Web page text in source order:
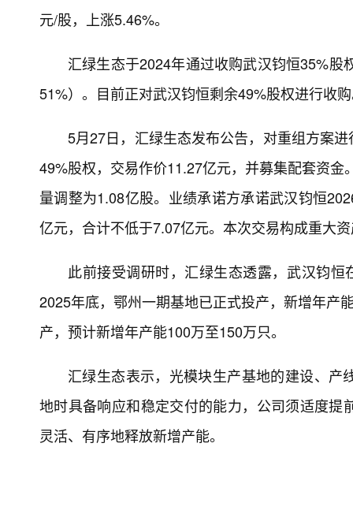
元/股，上涨5.46%。
汇绿生态于2024年通过收购武汉钧恒35%
51%）。目前正对武汉钧恒剩余49%股权进行收
5月27日，汇绿生态发布公告，对重组方案
49%股权，交易作价11.27亿元，并募集配套资
量调整为1.08亿股。业绩承诺方承诺武汉钧恒
亿元，合计不低于7.07亿元。本次交易构成重大
此前接受调研时，汇绿生态透露，武汉钧
2025年底，鄂州一期基地已正式投产，新增年产
产，预计新增年产能100万至150万只。
汇绿生态表示，光模块生产基地的建设、
地时具备响应和稳定交付的能力，公司须适度
灵活、有序地释放新增产能。